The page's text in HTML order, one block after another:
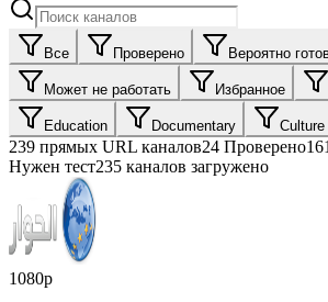
Все Проверено Вероятно
Может не работать Избранное
Education Documentary Culture
239 прямых URL каналов24 Проверено
Нужен тест235 каналов загружено
1080p